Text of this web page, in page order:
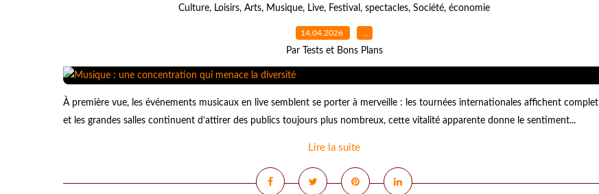
Culture, Loisirs, Arts, Musique, Live, Festival , spectacles, Société, économie
14.04.2026 …
Par Tests et Bons Plans
À première vue, les événements musicaux en live semblent se porter à merveille : les tournées internationales affichent complet
et les grandes salles continuent d’attirer des publics toujours plus nombreux, cette vitalité apparente donne le sentiment...
Lire la suite